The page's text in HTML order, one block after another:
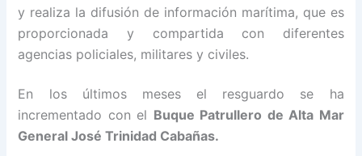
y realiza la difusión de información marítima, que es
proporcionada y compartida con diferentes
agencias policiales, militares y civiles.
En los últimos meses el resguardo se ha
incrementado con el Buque Patrullero de Alta Mar
General José Trinidad Cabañas.